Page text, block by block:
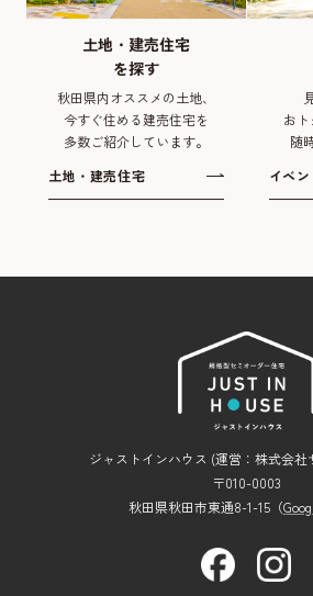
土地・建売住宅
を探す
秋田県内オススメの土地、
今すぐ住める建売住宅を
多数ご紹介しています。
土地・建売住宅
お
随
イベ
ジャストインハウス (運営：株式会社
〒010-0003
秋田県秋田市東通8-1-15（